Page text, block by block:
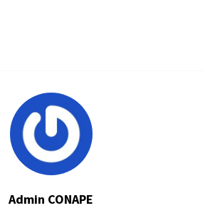
Admin CONAPE